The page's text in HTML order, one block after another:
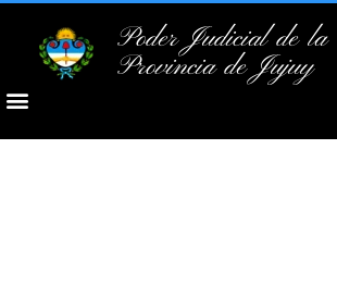
Poder Judicial de la
Provincia de Jujuy